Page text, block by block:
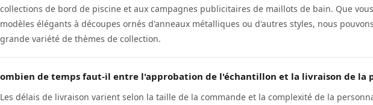
collections de bord de piscine et aux campagnes publicitaires de maillots de bain. Que
modèles élégants à découpes ornés d'anneaux métalliques ou d'autres styles, nous
grande variété de thèmes de collection.
de temps faut-il entre l'approbation de l'échantillon et la livraison de la
Les délais de livraison varient selon la taille de la commande et la complexité de la